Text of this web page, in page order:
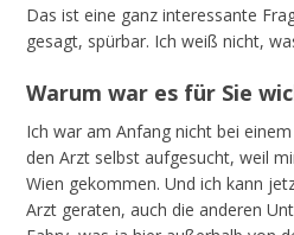
Das ist eine ganz interessante
gesagt, spürbar. Ich weiß nicht,
Warum war es für Sie
Ich war am Anfang nicht bei
den Arzt selbst aufgesucht, weil
Wien gekommen. Und ich kann
Arzt geraten, auch die anderen